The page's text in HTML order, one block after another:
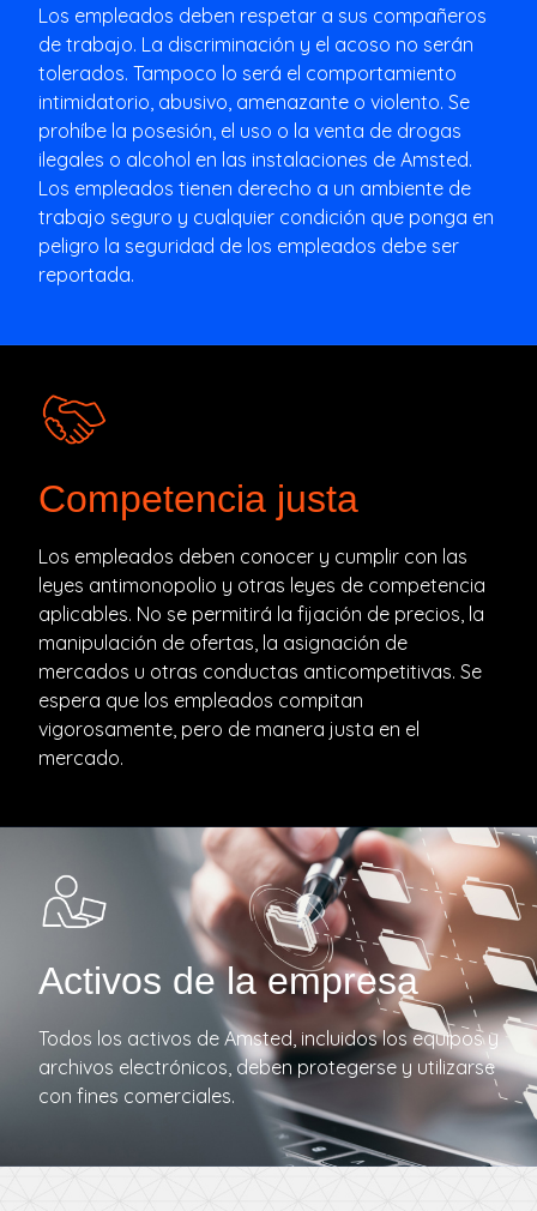
Los empleados deben respetar a sus compañeros
de trabajo. La discriminación y el acoso no serán
tolerados. Tampoco lo será el comportamiento
intimidatorio, abusivo, amenazante o violento. Se
prohíbe la posesión, el uso o la venta de drogas
ilegales o alcohol en las instalaciones de Amsted.
Los empleados tienen derecho a un ambiente de
trabajo seguro y cualquier condición que ponga en
peligro la seguridad de los empleados debe ser
reportada.
Competencia justa
Los empleados deben conocer y cumplir con las
leyes antimonopolio y otras leyes de competencia
aplicables. No se permitirá la fijación de precios, la
manipulación de ofertas, la asignación de
mercados u otras conductas anticompetitivas. Se
espera que los empleados compitan
vigorosamente, pero de manera justa en el
mercado.
Activos de la empresa
Todos los activos de Amsted, incluidos los equipos y
archivos electrónicos, deben protegerse y utilizarse
con fines comerciales.